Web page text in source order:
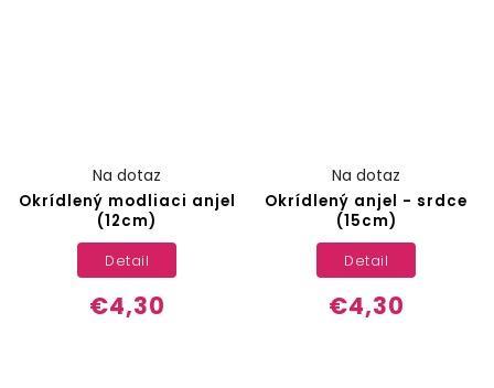
Okrídlený modliaci anjel
(12cm)
Na dotaz
€4,30
Detail
Okrídlený anjel - srdce
(15cm)
Na dotaz
€4,30
Detail